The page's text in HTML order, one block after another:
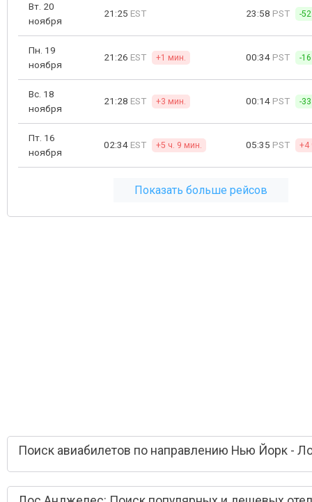
Вт. 20
ноября
21:25 EST 23:58 PST -
Пн. 19
ноября
21:26 EST +1 мин. 00:34 PST -
Вс. 18
ноября
21:28 EST +3 мин. 00:14 PST -
Пт. 16
ноября
02:34 EST +5 ч. 9 мин. 05:35 PST +4
Показать больше рейсов
Поиск авиабилетов по направлению Нью Йорк -